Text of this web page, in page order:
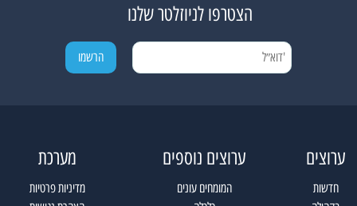
הצטרפו לניוזלטר שלנו
ערוצים
חדשות
ערוצים נוספים
המומחים עונים
מערכת
מדיניות פרטיות